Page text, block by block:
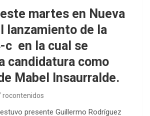
martes en Nueva
lanzamiento de la
c en la cual se
candidatura como
Mabel Insaurralde.
rocontenidos
presente Guillermo Rodríguez